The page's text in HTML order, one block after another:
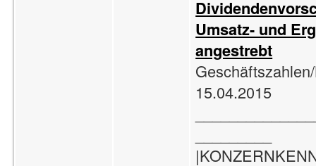
Umsatz- und
angestrebt
15.04.2015